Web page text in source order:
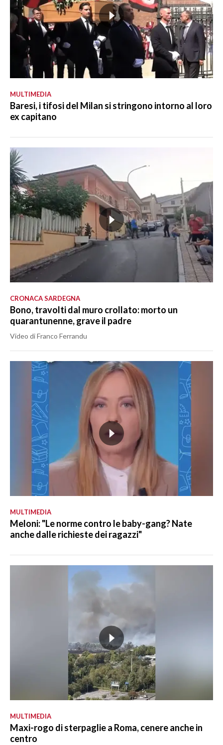
MULTIMEDIA
Baresi, i tifosi del Milan si stringono intorno al loro
ex capitano
CRONACA SARDEGNA
Bono, travolti dal muro crollato: morto un
quarantunenne, grave il padre
Video di Franco Ferrandu
MULTIMEDIA
Meloni: "Le norme contro le baby-gang? Nate
anche dalle richieste dei ragazzi"
MULTIMEDIA
Maxi-rogo di sterpaglie a Roma, cenere anche in
centro